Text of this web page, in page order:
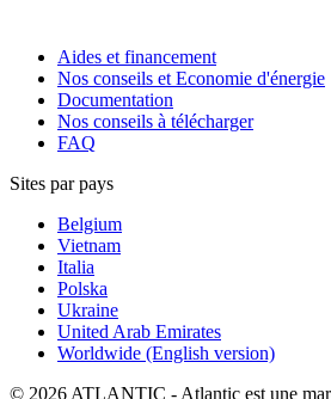
Aides et financement
Nos conseils et Economie d'énergie
Documentation
Nos conseils à télécharger
FAQ
Sites par pays
Belgium
Vietnam
Italia
Polska
Ukraine
United Arab Emirates
Worldwide (English version)
© 2026 ATLANTIC - Atlantic est une